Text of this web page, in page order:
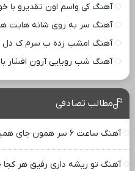
آهنگ کی واسم اون تقدیرو با
آهنگ سر به روی شانه هایت
آهنگ امشب زده ب سرم ک دل
آهنگ شب رویایی آرون افشار
مطالب تصادفی
آهنگ ساعت ۶ سر همون جای همیشگی
آهنگ تو ریشه داری رفیق هر